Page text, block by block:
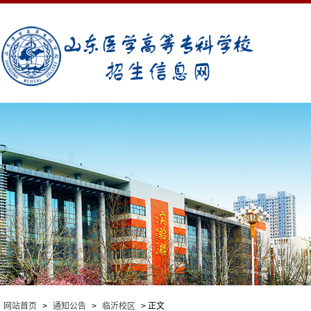
网站首页 > 通知公告 > 临沂校区 > 正文